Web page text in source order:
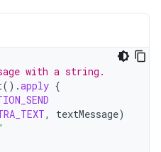
with a string.
().apply {
, textMessage)